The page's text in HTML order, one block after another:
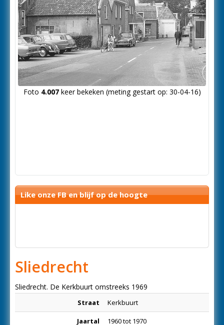
Foto 4.007keer bekeken (meting gestart op: 30-04-16)
Like onze FB en blijf op de hoogte
Sliedrecht
Sliedrecht. De Kerkbuurt omstreeks 1969
Straat Kerkbuurt
Jaartal 1960 tot 1970